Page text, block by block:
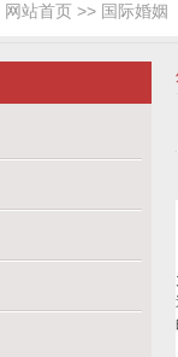
网站首页 >> 国际婚姻